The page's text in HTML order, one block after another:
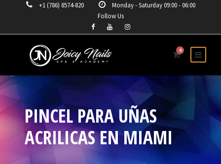
+1 (786) 8574-820
Monday - Saturday 09:00 - 06:00
Follow Us
0
PINCEL PARA UÑAS
ACRILICAS EN MIAMI